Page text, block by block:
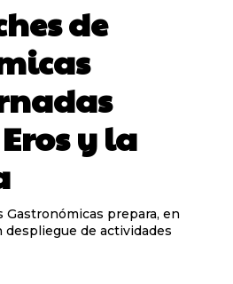
de
y la
prepara, en
despliegue de actividades